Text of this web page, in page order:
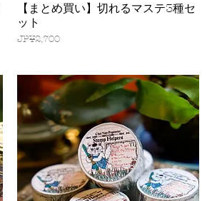
快速瀏覽
【まとめ買い】切れるマステ3種セ
ット
價格
JP¥2,700